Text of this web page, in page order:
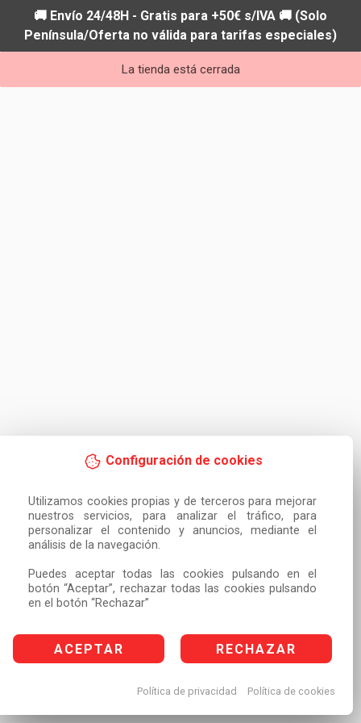
Configuración de cookies
Utilizamos cookies propias y de terceros para mejorar
nuestros servicios, para analizar el tráfico, para
personalizar el contenido y anuncios, mediante el
análisis de la navegación.
Puedes aceptar todas las cookies pulsando en el
botón “Aceptar”, rechazar todas las cookies pulsando
en el botón “Rechazar”
ACEPTAR RECHAZAR
Política de privacidad Política de cookies
🚚 Envío 24/48H - Gratis para +50€ s/IVA 🚚 (Solo
Península/Oferta no válida para tarifas especiales)
La tienda está cerrada